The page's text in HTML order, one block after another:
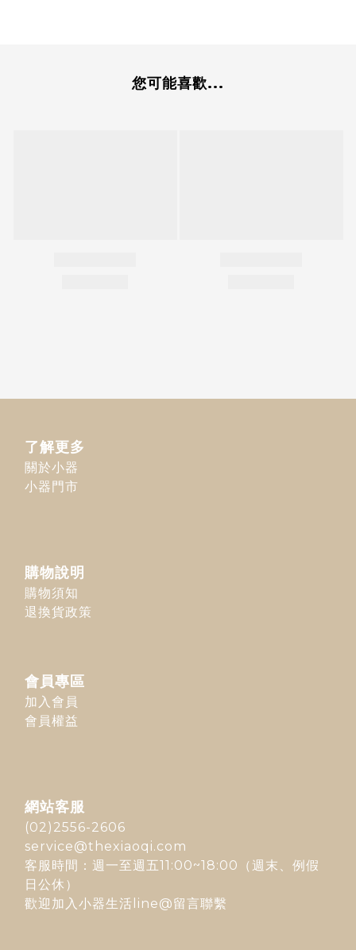
您可能喜歡...
了解更多
關於小器
小器門市
購物說明
購物須知
退換貨政策
會員專區
加入會員
會員權益
網站客服
(02)2556-2606
service@thexiaoqi.com
客服時間：週一至週五11:00~18:00（週末、例假
日公休）
歡迎加入 小器生活line@留言聯繫